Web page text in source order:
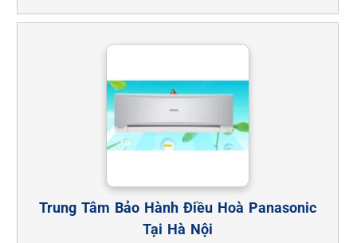
Trung Tâm Bảo Hành Điều Hoà Panasonic
Tại Hà Nội